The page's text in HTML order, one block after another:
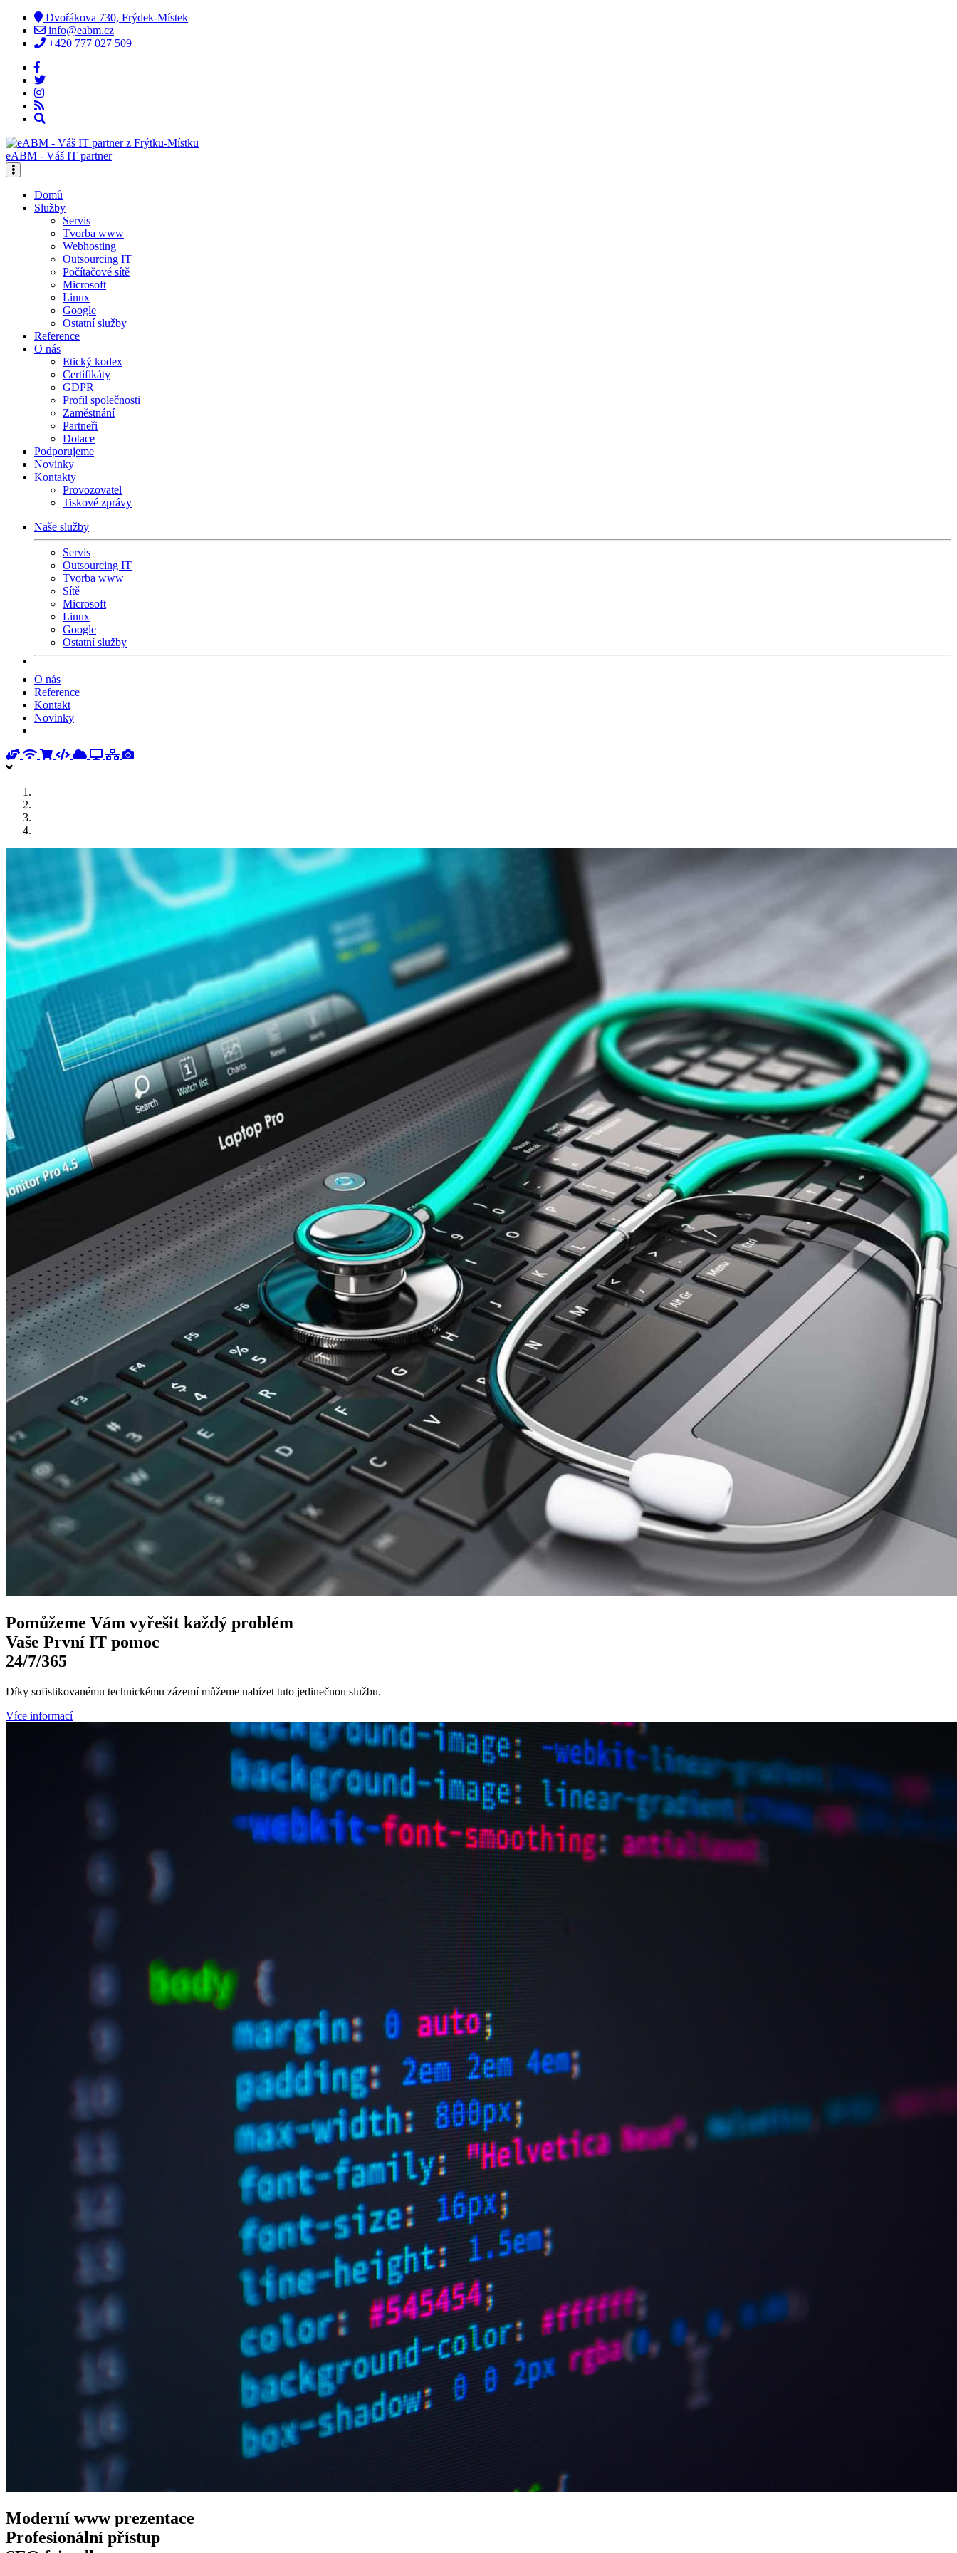
Dvořákova 730, Frýdek-Místek
info@eabm.cz
+420 777 027 509
eABM - Váš IT partner
Domů
Služby
Servis
Tvorba www
Webhosting
Outsourcing IT
Počítačové sítě
Microsoft
Linux
Google
Ostatní služby
Reference
O nás
Etický kodex
Certifikáty
GDPR
Profil společnosti
Zaměstnání
Partneři
Dotace
Podporujeme
Novinky
Kontakty
Provozovatel
Tiskové zprávy
Naše služby
Servis
Outsourcing IT
Tvorba www
Sítě
Microsoft
Linux
Google
Ostatní služby
O nás
Reference
Kontakt
Novinky
Pomůžeme Vámvyřešit každý problém
Vaše PrvníIT pomoc
24/7/365
Díky sofistikovanému technickému zázemí můžeme nabízet tuto jedinečnou službu.
Více informací
Moderní wwwprezentace
Profesionálnípřístup